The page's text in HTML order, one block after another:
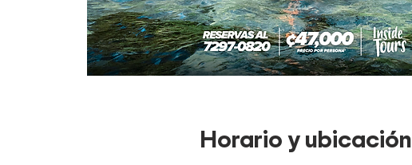
Horario y ubicación